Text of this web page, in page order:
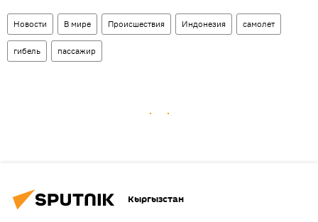
Новости В мире Происшествия Индонезия самолет
гибель пассажир
Кыргызстан